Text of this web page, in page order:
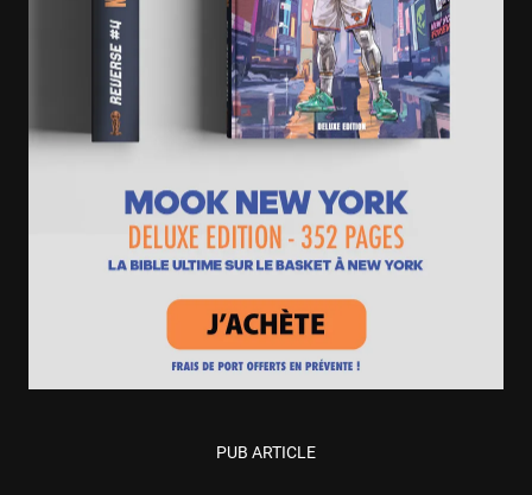
PUB ARTICLE